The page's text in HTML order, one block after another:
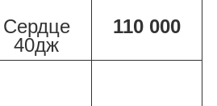
Сердце
40дж
110 000